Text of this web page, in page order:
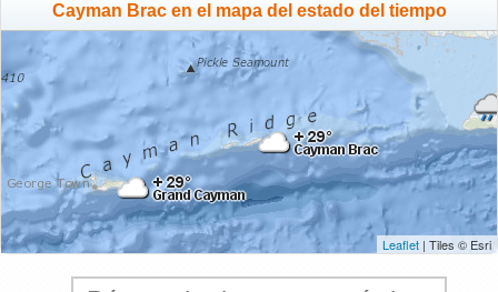
Cayman Brac en el mapa del estado del tiempo
Leaflet | Tiles © Esri